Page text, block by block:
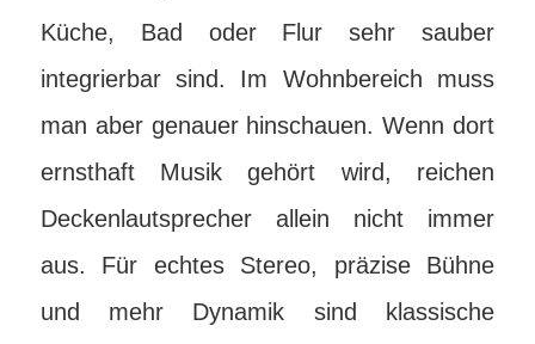
Küche, Bad oder Flur sehr sauber
integrierbar sind. Im Wohnbereich muss
man aber genauer hinschauen. Wenn dort
ernsthaft Musik gehört wird, reichen
Deckenlautsprecher allein nicht immer
aus. Für echtes Stereo, präzise Bühne
und mehr Dynamik sind klassische